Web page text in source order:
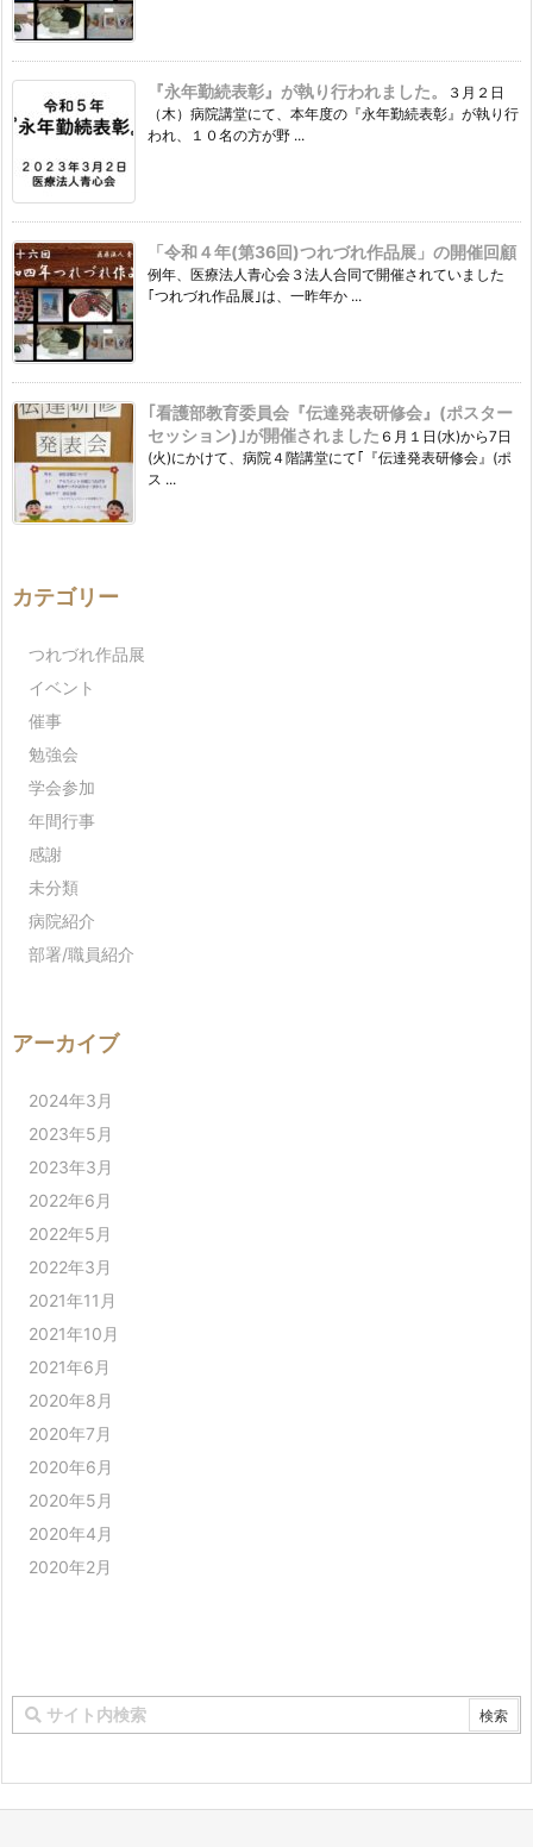
『永年勤続表彰』が執り行われました。
３月２日
（木）病院講堂にて、本年度の『永年勤続表彰』が執り行
われ、１０名の方が野 ...
「令和４年(第36回)つれづれ作品展」の開催回顧
例年、医療法人青心会３法人合同で開催されていました
｢つれづれ作品展｣は、一昨年か ...
｢看護部教育委員会『伝達発表研修会』(ポスター
セッション)｣が開催されました ６月１日(水)から7日
(火)にかけて、病院４階講堂にて｢『伝達発表研修会』(ポ
ス ...
カテゴリー
つれづれ作品展
イベント
催事
勉強会
学会参加
年間行事
感謝
未分類
病院紹介
部署/職員紹介
アーカイブ
2024年3月
2023年5月
2023年3月
2022年6月
2022年5月
2022年3月
2021年11月
2021年10月
2021年6月
2020年8月
2020年7月
2020年6月
2020年5月
2020年4月
2020年2月